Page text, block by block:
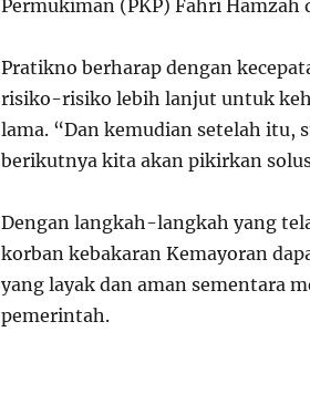
Permukiman (PKP) Fahri Hamzah
Pratikno berharap dengan
risiko-risiko lebih lanjut untuk
lama. “Dan kemudian setelah itu,
berikutnya kita akan pikirkan
Dengan langkah-langkah yang
korban kebakaran Kemayoran
yang layak dan aman sementara
pemerintah.